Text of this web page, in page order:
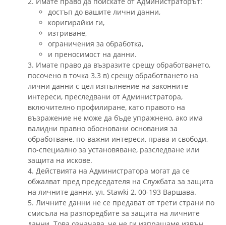
достъп до вашите лични данни,
коригирайки ги,
изтриване,
ограничения за обработка,
и преносимост на данни.
3. Имате право да възразите срещу обработването,
посочено в точка 3.3 в) срещу обработването на
лични данни с цел изпълнение на законните
интереси, преследвани от Администратора,
включително профилиране, като правото на
възражение не може да бъде упражнено, ако има
валидни правно обосновани основания за
обработване, по-важни интереси, права и свободи,
по-специално за установяване, разследване или
защита на искове.
4. Действията на Администратора могат да се
обжалват пред председателя на Службата за защита
на личните данни, ул. Stawki 2, 00-193 Варшава.
5. Личните данни не се предават от трети страни по
смисъла на разпоредбите за защита на личните